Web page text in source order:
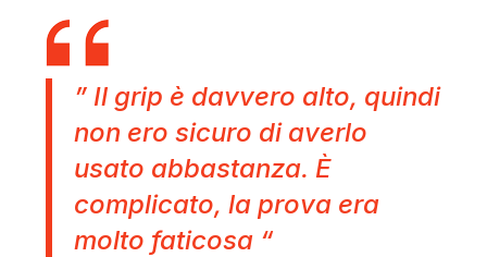
” Il grip è davvero alto, quindi
non ero sicuro di averlo
usato abbastanza. È
complicato, la prova era
molto faticosa “